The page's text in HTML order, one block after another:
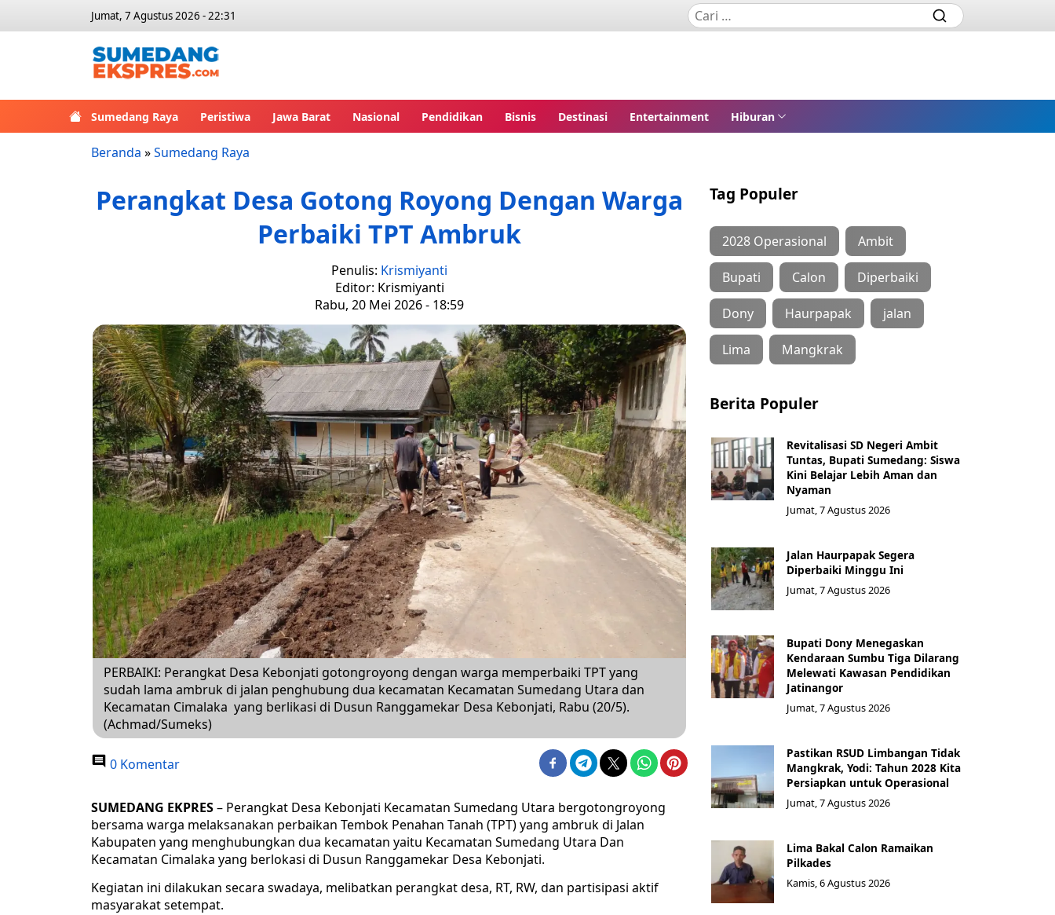
Jumat, 7 Agustus 2026 - 22:31
Sumedang Raya Peristiwa Jawa Barat Nasional Pendidikan Bisnis Destinasi Entertainment Hiburan
Beranda »Sumedang Raya
Perangkat Desa Gotong Royong Dengan Warga
Perbaiki TPT Ambruk
Penulis: Krismiyanti
Editor: Krismiyanti
Rabu, 20 Mei 2026 - 18:59
PERBAIKI: Perangkat Desa Kebonjati gotongroyong dengan warga memperbaiki TPT yang
sudah lama ambruk di jalan penghubung dua kecamatan Kecamatan Sumedang Utara dan
Kecamatan Cimalaka yang berlikasi di Dusun Ranggamekar Desa Kebonjati, Rabu (20/5).
(Achmad/Sumeks)
0 Komentar
SUMEDANG EKPRES– Perangkat Desa Kebonjati Kecamatan Sumedang Utara bergotongroyong
bersama warga melaksanakan perbaikan Tembok Penahan Tanah (TPT) yang ambruk di Jalan
Kabupaten yang menghubungkan dua kecamatan yaitu Kecamatan Sumedang Utara Dan
Kecamatan Cimalaka yang berlokasi di Dusun Ranggamekar Desa Kebonjati.
Kegiatan ini dilakukan secara swadaya, melibatkan perangkat desa, RT, RW, dan partisipasi aktif
masyarakat setempat.
Tag Populer
2028 Operasional Ambit
Bupati Calon Diperbaiki
Dony Haurpapak jalan
Lima Mangkrak
Berita Populer
Revitalisasi SD Negeri Ambit
Tuntas, Bupati Sumedang: Siswa
Kini Belajar Lebih Aman dan
Nyaman
Jumat, 7 Agustus 2026
Jalan Haurpapak Segera
Diperbaiki Minggu Ini
Jumat, 7 Agustus 2026
Bupati Dony Menegaskan
Kendaraan Sumbu Tiga Dilarang
Melewati Kawasan Pendidikan
Jatinangor
Jumat, 7 Agustus 2026
Pastikan RSUD Limbangan Tidak
Mangkrak, Yodi: Tahun 2028 Kita
Persiapkan untuk Operasional
Jumat, 7 Agustus 2026
Lima Bakal Calon Ramaikan
Pilkades
Kamis, 6 Agustus 2026